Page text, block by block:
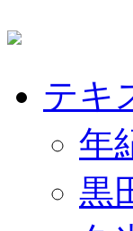
テキ
年
黒